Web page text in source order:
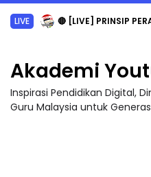
LIVE 🔴 [LIVE] PRINSIP PERAKAUNAN, PECUT SKOR
Akademi
Inspirasi Pendidikan Digital,
Guru Malaysia untuk